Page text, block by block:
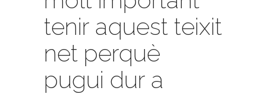
tenir aquest teixit
net perquè
pugui dur a